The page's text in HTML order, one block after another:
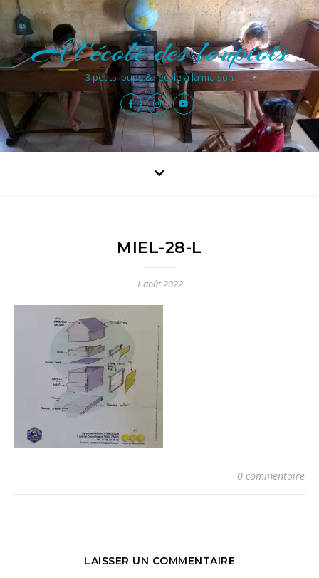
A l'école des loupiots
3 petits loups & l'école à la maison
MIEL-28-L
1 août 2022
0 commentaire
LAISSER UN COMMENTAIRE